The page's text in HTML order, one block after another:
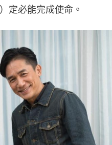
定必能完成使命。